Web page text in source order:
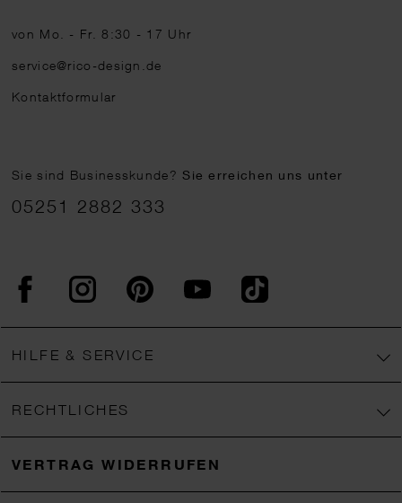
von Mo. - Fr. 8:30 - 17 Uhr
service@rico-design.de
Kontaktformular
Sie sind Businesskunde?Sie erreichen uns unter
05251 2882 333
FacebookInstagram PinterestYouTubeTikTok
HILFE & SERVICE
RECHTLICHES
VERTRAG WIDERRUFEN